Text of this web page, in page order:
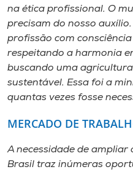
na ética profissional. O
precisam do nosso
profissão com
respeitando a harmonia
buscando uma
sustentável. Essa foi a
quantas vezes fosse
MERCADO DE
A necessidade de
Brasil traz inúmeras